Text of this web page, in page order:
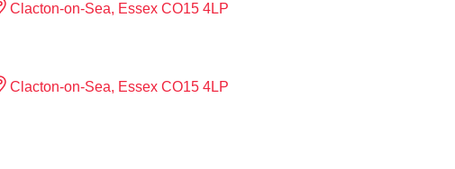
Clacton-on-Sea, Essex CO15 4LP
Clacton-on-Sea, Essex CO15 4LP